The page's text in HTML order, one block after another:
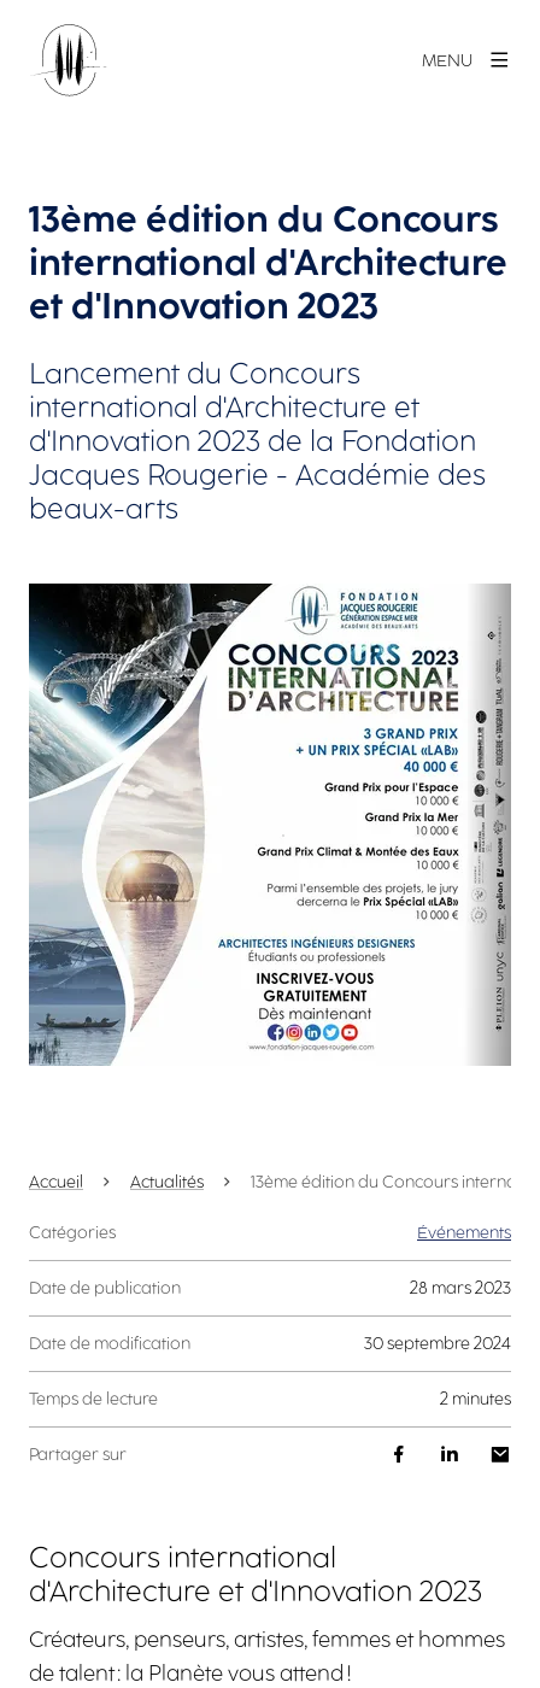
MENU
13ème édition du Concours
international d'Architecture
et d'Innovation 2023
Lancement du Concours
international d'Architecture et
d'Innovation 2023 de la Fondation
Jacques Rougerie - Académie des
beaux-arts
Agrandir
Accueil Actualités 13ème édition du Concours
Catégories Événements
Date de publication 28 mars 2023
Date de modification 30 septembre 2024
Temps de lecture 2 minutes
Partager sur
Concours international
d'Architecture et d'Innovation 2023
Créateurs, penseurs, artistes, femmes et hommes
de talent : la Planète vous attend !